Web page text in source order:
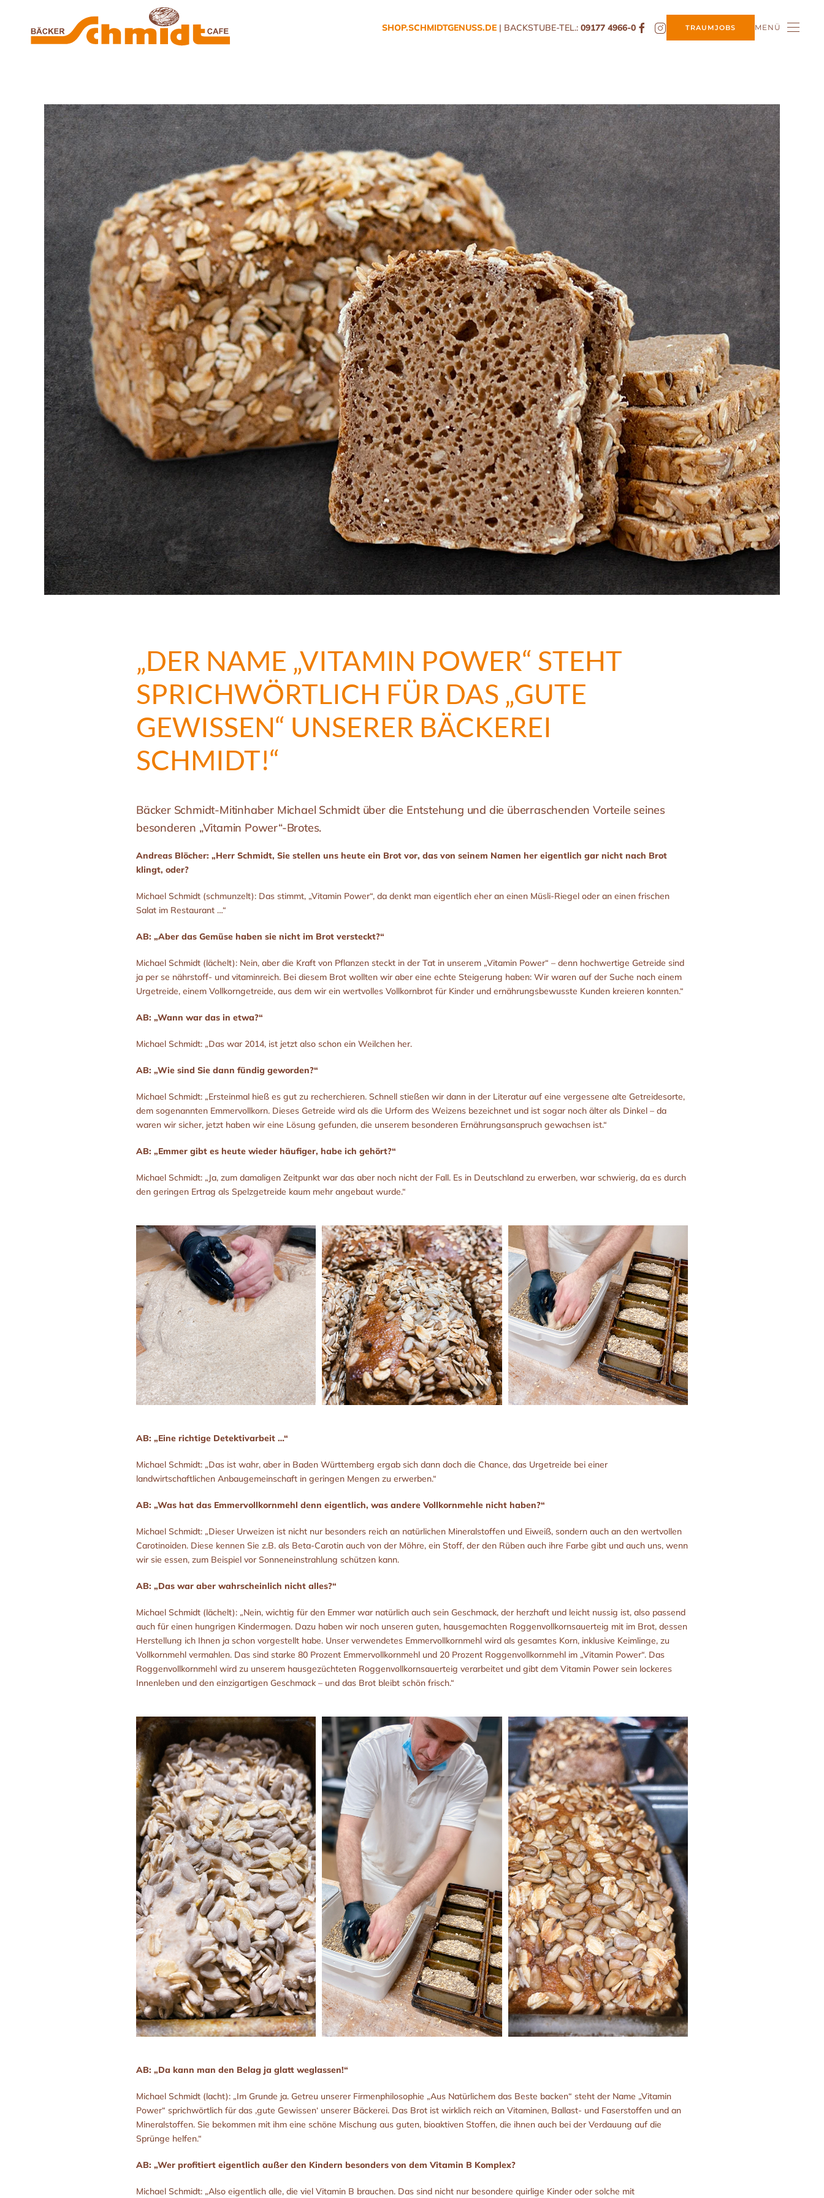
Zum Hauptinhalt springen
SHOP.SCHMIDTGENUSS.DE | BACKSTUBE-TEL.: 09177 4966-0 TRAUMJOBS MENÜ
„DER NAME „VITAMIN POWER“ STEHT
SPRICHWÖRTLICH FÜR DAS „GUTE
GEWISSEN“ UNSERER BÄCKEREI
SCHMIDT!“
Bäcker Schmidt-Mitinhaber Michael Schmidt über die Entstehung und die überraschenden Vorteile seines
besonderen „Vitamin Power“-Brotes.
Andreas Blöcher: „Herr Schmidt, Sie stellen uns heute ein Brot vor, das von seinem Namen her eigentlich gar nicht nach Brot
klingt, oder?
Michael Schmidt (schmunzelt): Das stimmt, „Vitamin Power“, da denkt man eigentlich eher an einen Müsli-Riegel oder an einen frischen
Salat im Restaurant …“
AB: „Aber das Gemüse haben sie nicht im Brot versteckt?“
Michael Schmidt (lächelt): Nein, aber die Kraft von Pflanzen steckt in der Tat in unserem „Vitamin Power“ – denn hochwertige Getreide sind
ja per se nährstoff- und vitaminreich. Bei diesem Brot wollten wir aber eine echte Steigerung haben: Wir waren auf der Suche nach einem
Urgetreide, einem Vollkorngetreide, aus dem wir ein wertvolles Vollkornbrot für Kinder und ernährungsbewusste Kunden kreieren konnten.“
AB: „Wann war das in etwa?“
Michael Schmidt: „Das war 2014, ist jetzt also schon ein Weilchen her.
AB: „Wie sind Sie dann fündig geworden?“
Michael Schmidt: „Ersteinmal hieß es gut zu recherchieren. Schnell stießen wir dann in der Literatur auf eine vergessene alte Getreidesorte,
dem sogenannten Emmervollkorn. Dieses Getreide wird als die Urform des Weizens bezeichnet und ist sogar noch älter als Dinkel – da
waren wir sicher, jetzt haben wir eine Lösung gefunden, die unserem besonderen Ernährungsanspruch gewachsen ist.“
AB: „Emmer gibt es heute wieder häufiger, habe ich gehört?“
Michael Schmidt: „Ja, zum damaligen Zeitpunkt war das aber noch nicht der Fall. Es in Deutschland zu erwerben, war schwierig, da es durch
den geringen Ertrag als Spelzgetreide kaum mehr angebaut wurde.“
AB: „Eine richtige Detektivarbeit …“
Michael Schmidt: „Das ist wahr, aber in Baden Württemberg ergab sich dann doch die Chance, das Urgetreide bei einer
landwirtschaftlichen Anbaugemeinschaft in geringen Mengen zu erwerben.“
AB: „Was hat das Emmervollkornmehl denn eigentlich, was andere Vollkornmehle nicht haben?“
Michael Schmidt: „Dieser Urweizen ist nicht nur besonders reich an natürlichen Mineralstoffen und Eiweiß, sondern auch an den wertvollen
Carotinoiden. Diese kennen Sie z.B. als Beta-Carotin auch von der Möhre, ein Stoff, der den Rüben auch ihre Farbe gibt und auch uns, wenn
wir sie essen, zum Beispiel vor Sonneneinstrahlung schützen kann.
AB: „Das war aber wahrscheinlich nicht alles?“
Michael Schmidt (lächelt): „Nein, wichtig für den Emmer war natürlich auch sein Geschmack, der herzhaft und leicht nussig ist, also passend
auch für einen hungrigen Kindermagen. Dazu haben wir noch unseren guten, hausgemachten Roggenvollkornsauerteig mit im Brot, dessen
Herstellung ich Ihnen ja schon vorgestellt habe. Unser verwendetes Emmervollkornmehl wird als gesamtes Korn, inklusive Keimlinge, zu
Vollkornmehl vermahlen. Das sind starke 80 Prozent Emmervollkornmehl und 20 Prozent Roggenvollkornmehl im „Vitamin Power“. Das
Roggenvollkornmehl wird zu unserem hausgezüchteten Roggenvollkornsauerteig verarbeitet und gibt dem Vitamin Power sein lockeres
Innenleben und den einzigartigen Geschmack – und das Brot bleibt schön frisch.“
AB: „Da kann man den Belag ja glatt weglassen!“
Michael Schmidt (lacht): „Im Grunde ja. Getreu unserer Firmenphilosophie „Aus Natürlichem das Beste backen“ steht der Name „Vitamin
Power“ sprichwörtlich für das ‚gute Gewissen‘ unserer Bäckerei. Das Brot ist wirklich reich an Vitaminen, Ballast- und Faserstoffen und an
Mineralstoffen. Sie bekommen mit ihm eine schöne Mischung aus guten, bioaktiven Stoffen, die ihnen auch bei der Verdauung auf die
Sprünge helfen.“
AB: „Wer profitiert eigentlich außer den Kindern besonders von dem Vitamin B Komplex?
Michael Schmidt: „Also eigentlich alle, die viel Vitamin B brauchen. Das sind nicht nur besondere quirlige Kinder oder solche mit